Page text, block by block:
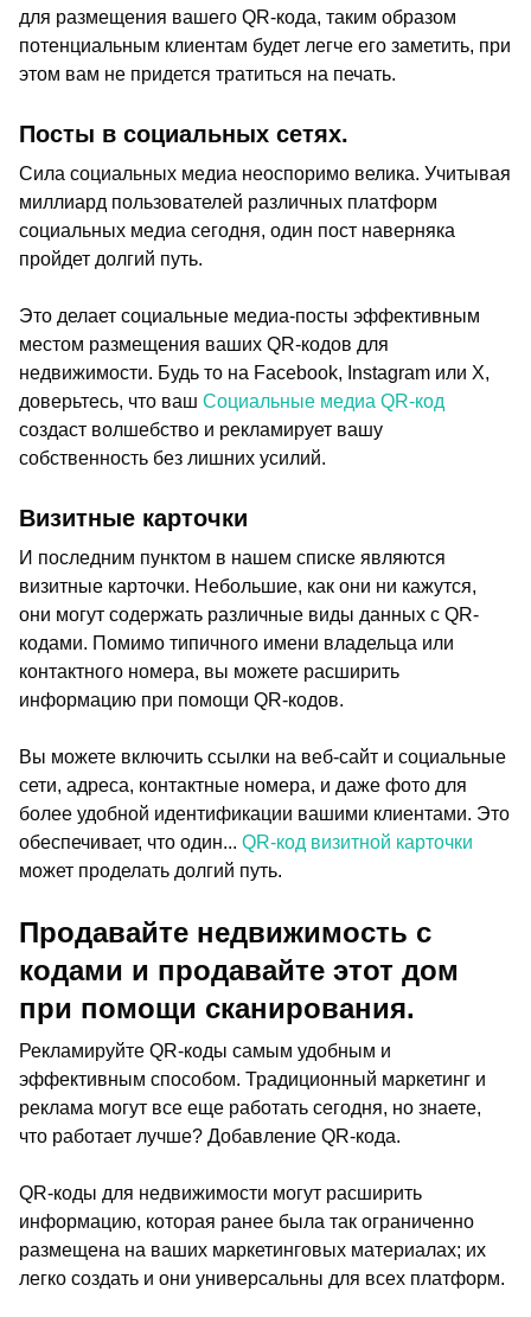
для размещения вашего QR-кода, таким образом
потенциальным клиентам будет легче его заметить, при
этом вам не придется тратиться на печать.
Посты в социальных сетях.
Сила социальных медиа неоспоримо велика. Учитывая
миллиард пользователей различных платформ
социальных медиа сегодня, один пост наверняка
пройдет долгий путь.
Это делает социальные медиа-посты эффективным
местом размещения ваших QR-кодов для
недвижимости. Будь то на Facebook, Instagram или X,
доверьтесь, что ваш Социальные медиа QR-код
создаст волшебство и рекламирует вашу
собственность без лишних усилий.
Визитные карточки
И последним пунктом в нашем списке являются
визитные карточки. Небольшие, как они ни кажутся,
они могут содержать различные виды данных с QR-
кодами. Помимо типичного имени владельца или
контактного номера, вы можете расширить
информацию при помощи QR-кодов.
Вы можете включить ссылки на веб-сайт и социальные
сети, адреса, контактные номера, и даже фото для
более удобной идентификации вашими клиентами. Это
обеспечивает, что один... QR-код визитной карточки
может проделать долгий путь.
Продавайте недвижимость с
кодами и продавайте этот дом
при помощи сканирования.
Рекламируйте QR-коды самым удобным и
эффективным способом. Традиционный маркетинг и
реклама могут все еще работать сегодня, но знаете,
что работает лучше? Добавление QR-кода.
QR-коды для недвижимости могут расширить
информацию, которая ранее была так ограниченно
размещена на ваших маркетинговых материалах; их
легко создать и они универсальны для всех платформ.